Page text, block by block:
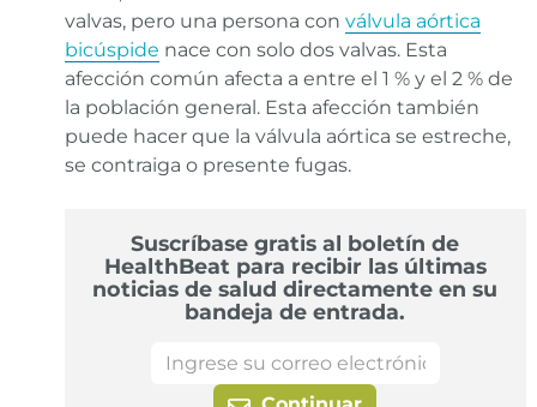
valvas, pero una persona con válvula aórtica
bicúspide nace con solo dos valvas. Esta
afección común afecta a entre el 1 % y el 2 % de
la población general. Esta afección también
puede hacer que la válvula aórtica se estreche,
se contraiga o presente fugas.
Suscríbase gratis al boletín de
HealthBeat para recibir las últimas
noticias de salud directamente en su
bandeja de entrada.